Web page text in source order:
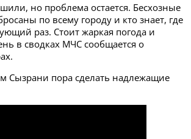
но проблема остается. Бесхозные
по всему городу и кто знает, где
раз. Стоит жаркая погода и
в сводках МЧС сообщается о
Сызрани пора сделать надлежащие